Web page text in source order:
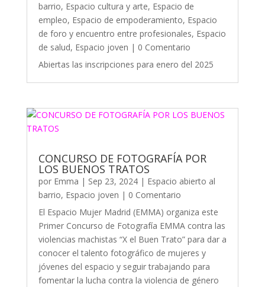
barrio, Espacio cultura y arte, Espacio de
empleo, Espacio de empoderamiento, Espacio
de foro y encuentro entre profesionales, Espacio
de salud, Espacio joven | 0 Comentario
Abiertas las inscripciones para enero del 2025
CONCURSO DE FOTOGRAFÍA POR
LOS BUENOS TRATOS
por Emma | Sep 23, 2024| Espacio abierto al
barrio, Espacio joven | 0 Comentario
El Espacio Mujer Madrid (EMMA) organiza este
Primer Concurso de Fotografía EMMA contra las
violencias machistas “X el Buen Trato” para dar a
conocer el talento fotográfico de mujeres y
jóvenes del espacio y seguir trabajando para
fomentar la lucha contra la violencia de género